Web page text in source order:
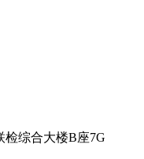
检综合大楼B座7G